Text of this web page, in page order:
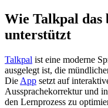
Wie Talkpal das
unterstützt
Talkpal ist eine moderne
ausgelegt ist, die
Die App setzt auf
Aussprachekorrektur und
den Lernprozess zu